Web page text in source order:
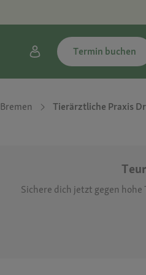
Termin buchen
Bremen Tierärztliche Praxis
Sichere dich jetzt gegen